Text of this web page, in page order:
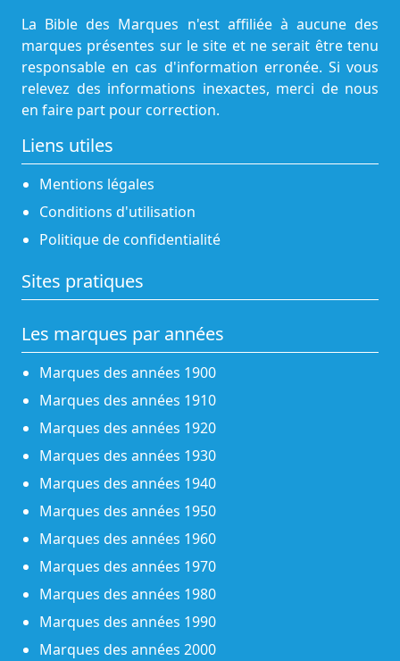
La Bible des Marques n'est affiliée à aucune des
marques présentes sur le site et ne serait être tenu
responsable en cas d'information erronée. Si vous
relevez des informations inexactes, merci de nous
en faire part pour correction.
Liens utiles
Mentions légales
Conditions d'utilisation
Politique de confidentialité
Sites pratiques
Les marques par années
Marques des années 1900
Marques des années 1910
Marques des années 1920
Marques des années 1930
Marques des années 1940
Marques des années 1950
Marques des années 1960
Marques des années 1970
Marques des années 1980
Marques des années 1990
Marques des années 2000